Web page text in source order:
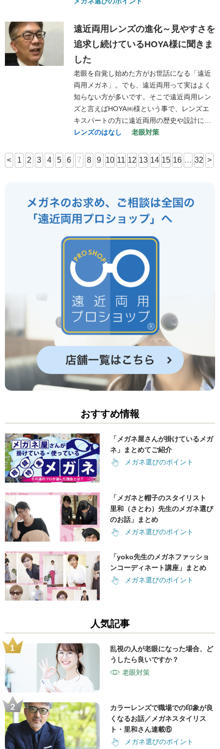
遠近両用レンズの進化～見やすさを
追求し続けているHOYA様に聞きま
した
老眼を自覚し始めた方がお世話になる「遠近
両用メガネ」。でも、遠近両用って実はよく
知らない方が多いです。そこで遠近両用レン
ズと言えばHOYA㈱様という事で、レンズエ
キスパートの方に遠近両用の歴史や設計に…
レンズのはなし
老眼対策
< 1 2 3 4 5 6 7 8 9 10 11 12 13 14 15 16 … 32 >
おすすめ情報
「メガネ屋さんが掛けているメガ
ネ」まとめてご紹介
メガネ選びのポイント
「メガネと帽子のスタイリスト
里和（さとわ）先生のメガネ選び
のお話」まとめ
メガネ選びのポイント
「yoko先生のメガネファッショ
ンコーディネート講座」まとめ
メガネ選びのポイント
人気記事
乱視の人が老眼になった場合、ど
うしたら良いですか？
老眼対策
カラーレンズで職場での印象が良
くなるお話／メガネスタイリス
ト・里和さん連載⑥
メガネ選びのポイント